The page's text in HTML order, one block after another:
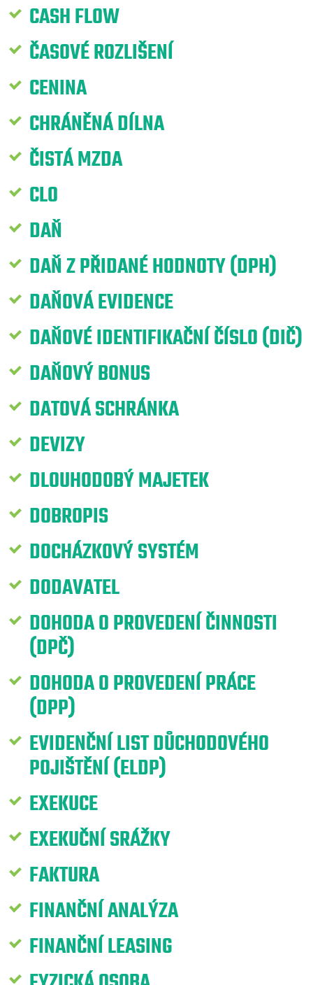
CASH FLOW
ČASOVÉ ROZLIŠENÍ
CENINA
CHRÁNĚNÁ DÍLNA
ČISTÁ MZDA
CLO
DAŇ
DAŇ Z PŘIDANÉ HODNOTY (DPH)
DAŇOVÁ EVIDENCE
DAŇOVÉ IDENTIFIKAČNÍ ČÍSLO (DIČ)
DAŇOVÝ BONUS
DATOVÁ SCHRÁNKA
DEVIZY
DLOUHODOBÝ MAJETEK
DOBROPIS
DOCHÁZKOVÝ SYSTÉM
DODAVATEL
DOHODA O PROVEDENÍ ČINNOSTI
(DPČ)
DOHODA O PROVEDENÍ PRÁCE
(DPP)
EVIDENČNÍ LIST DŮCHODOVÉHO
POJIŠTĚNÍ (ELDP)
EXEKUCE
EXEKUČNÍ SRÁŽKY
FAKTURA
FINANČNÍ ANALÝZA
FINANČNÍ LEASING